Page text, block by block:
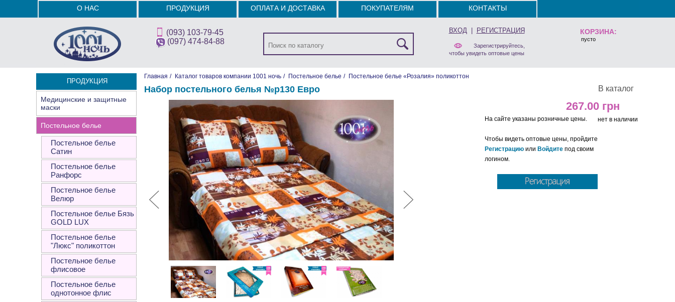
КОРЗИНА:
пусто
О НАС ПРОДУКЦИЯ ОПЛАТА И ДОСТАВКА ПОКУПАТЕЛЯМ КОНТАКТЫ
(093) 103-79-45
(097) 474-84-88
ВХОД| РЕГИСТРАЦИЯ
Зарегистрируйтесь,
чтобы увидеть оптовые цены
ПРОДУКЦИЯ
Медицинские и защитные
маски
Постельное белье
Постельное белье
Сатин
Постельное белье
Ранфорс
Постельное белье
Велюр
Постельное белье Бязь
GOLD LUX
Постельное белье
"Люкс" поликоттон
Постельное белье
флисовое
Постельное белье
однотонное флис
Главная / Каталог товаров компании 1001 ночь / Постельное белье / Постельное белье «Розалия» поликоттон
В каталог
Набор постельного белья №р130 Евро
267.00
нет в наличии
На сайте указаны розничные цены.
Чтобы видеть оптовые цены, пройдите
Регистрацию или Войдите под своим
логином.